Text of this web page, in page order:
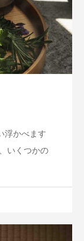
浮かべます
いくつかの